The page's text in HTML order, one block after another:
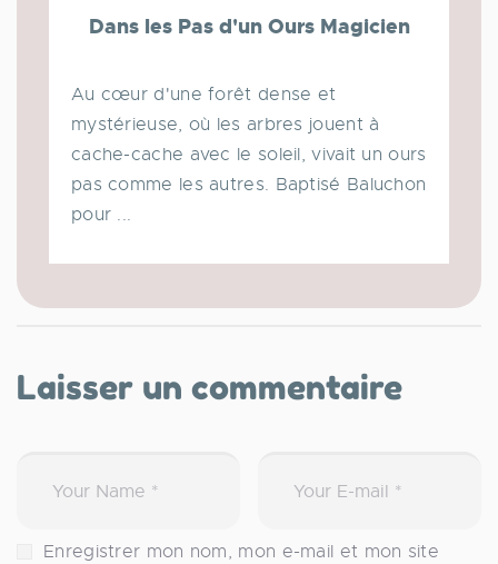
Dans les Pas d'un Ours Magicien
Au cœur d'une forêt dense et
mystérieuse, où les arbres jouent à
cache-cache avec le soleil, vivait un ours
pas comme les autres. Baptisé Baluchon
pour ...
Laisser un commentaire
Enregistrer mon nom, mon e-mail et mon site